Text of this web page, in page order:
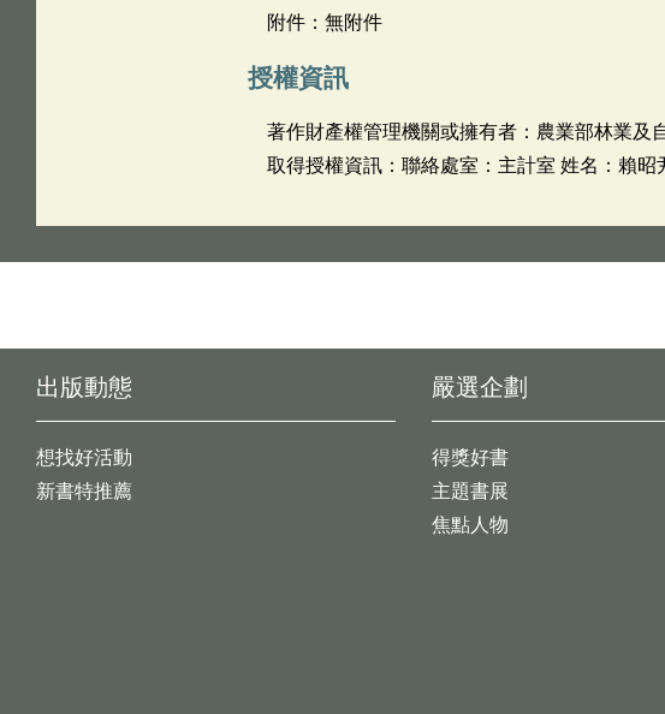
附件：無附件
授權資訊
著作財產權管理機關或擁有者：農業部林業及
取得授權資訊：聯絡處室：主計室 姓名：賴
出版動態
想找好活動
新書特推薦
嚴選企劃
得獎好書
主題書展
焦點人物